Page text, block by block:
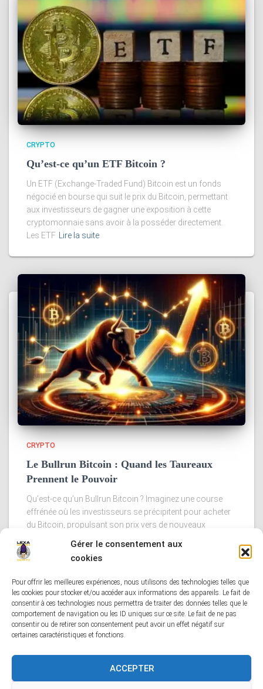
Gérer le consentement aux
cookies
Pour offrir les meilleures expériences, nous utilisons des technologies telles que
les cookies pour stocker et/ou accéder aux informations des appareils. Le fait de
consentir à ces technologies nous permettra de traiter des données telles que le
comportement de navigation ou les ID uniques sur ce site. Le fait de ne pas
consentir ou de retirer son consentement peut avoir un effet négatif sur
certaines caractéristiques et fonctions.
ACCEPTER
CRYPTO
Qu’est-ce qu’un ETF Bitcoin ?
Un ETF (Exchange-Traded Fund) Bitcoin est un fonds
négocié en bourse qui suit le prix du Bitcoin, permettant
aux investisseurs de gagner une exposition à cette
cryptomonnaie sans avoir à la posséder directement.
Les ETF Lire la suite
CRYPTO
Le Bullrun Bitcoin : Quand les Taureaux
Prennent le Pouvoir
Qu’est-ce qu’un Bullrun Bitcoin ? Imaginez une course
effrénée où les investisseurs se précipitent pour acheter
du Bitcoin, propulsant son prix vers de nouveaux
emprunté
CONDITIONS GÉNÉRALES DE VENTE